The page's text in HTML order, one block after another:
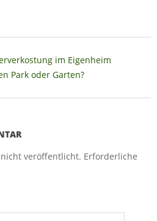
im Eigenheim
Park oder Garten?
veröffentlicht. Erforderliche